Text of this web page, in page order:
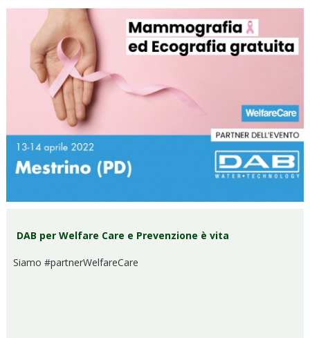
DAB per Welfare Care e Prevenzione è vita
Siamo #partnerWelfareCare